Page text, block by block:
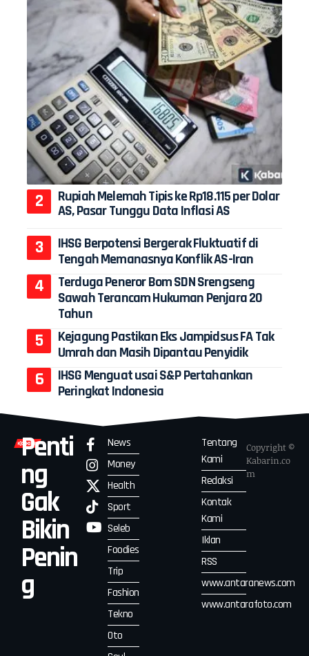
Rupiah Melemah Tipis ke Rp18.115 per Dolar
AS, Pasar Tunggu Data Inflasi AS
IHSG Berpotensi Bergerak Fluktuatif di
Tengah Memanasnya Konflik AS-Iran
Terduga Peneror Bom SDN Srengseng
Sawah Terancam Hukuman Penjara 20
Tahun
Kejagung Pastikan Eks Jampidsus FA Tak
Umrah dan Masih Dipantau Penyidik
IHSG Menguat usai S&P Pertahankan
Peringkat Indonesia
Penti
ng
Gak
Bikin
Penin
g
News
Money
Health
Sport
Seleb
Foodies
Trip
Fashion
Tekno
Oto
Tentang
Kami
Redaksi
Kontak
Kami
Iklan
RSS
www.antaranews.com
www.antarafoto.com
Copyright ©
Kabarin.co
m